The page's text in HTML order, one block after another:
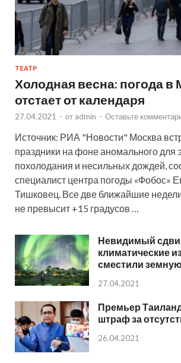
ТЕАТР
Холодная весна: погода в
отстает от календаря
27.04.2021 - от admin - Оставьте
Источник: РИА "Новости" Москва
праздники на фоне аномального для
похолодания и несильных дождей,
специалист центра погоды «Фобос»
Тишковец. Все две ближайшие
не превысит +15 градусов …
Невидимый
климатические
сместили
27.04.2021
Премьер
штраф за
26.04.2021